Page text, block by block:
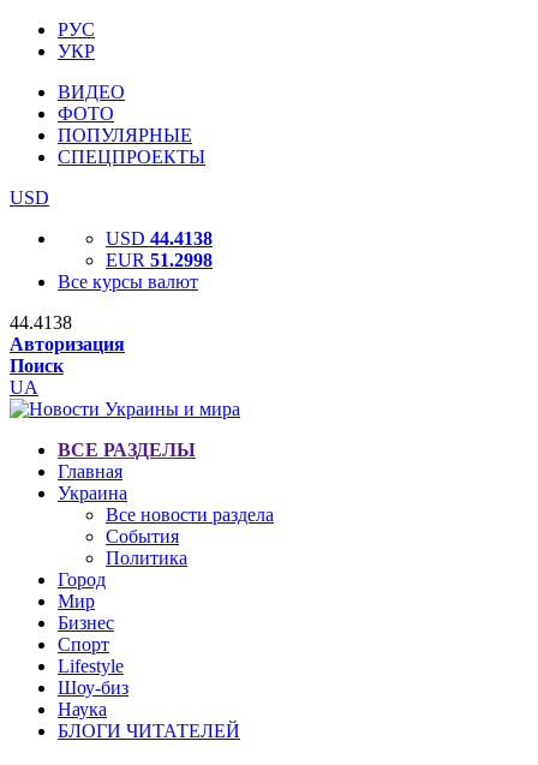
РУС
УКР
ВИДЕО
ФОТО
ПОПУЛЯРНЫЕ
СПЕЦПРОЕКТЫ
USD
USD 44.4138
EUR 51.2998
Все курсы валют
44.4138
Авторизация
Поиск
UA
ВСЕ РАЗДЕЛЫ
Главная
Украина
Все новости раздела
События
Политика
Город
Мир
Бизнес
Спорт
Lifestyle
Шоу-биз
Наука
БЛОГИ ЧИТАТЕЛЕЙ